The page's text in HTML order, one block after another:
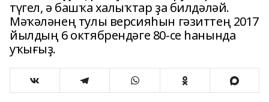
түгел, ә башҡа халыҡтар ҙа билдәләй.
Мәҡәләнең тулы версияһын гәзиттең 2017
йылдың 6 октябрендәге 80-се һанында
уҡығыҙ.